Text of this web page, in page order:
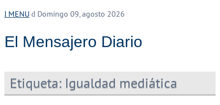
MENU Domingo 09, agosto 2026
El Mensajero Diario
Etiqueta: Igualdad mediática